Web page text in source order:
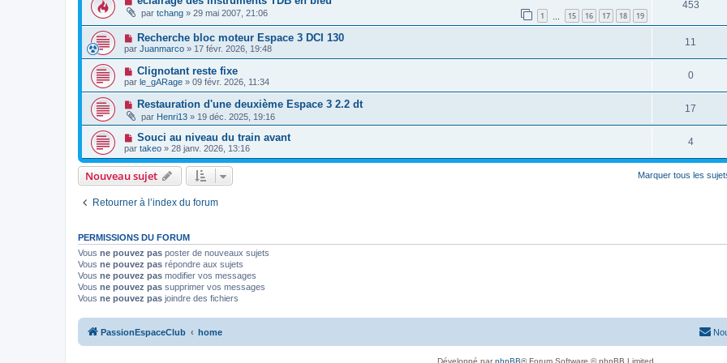
par tchang » 29 mai 2007, 21:06 1 15 16 17 18 19
453
Recherche bloc moteur Espace 3 DCI 130
par Juanmarco » 17 févr. 2026, 19:48
11
Clignotant reste fixe
par le_gARage » 09 févr. 2026, 11:34
0
Restauration d'une deuxième Espace 3 2.2 dt
par Henri13 » 19 déc. 2025, 19:16
17
Souci au niveau du train avant
par takeo » 28 janv. 2026, 13:16
4
Nouveau sujet Marquer tous les
Retourner à l’index du forum
PERMISSIONS DU FORUM
Vous ne pouvez pas poster de nouveaux sujets
Vous ne pouvez pas répondre aux sujets
Vous ne pouvez pas modifier vos messages
Vous ne pouvez pas supprimer vos messages
Vous ne pouvez pas joindre des fichiers
PassionEspaceClub home
Développé parphpBB® Forum Software © phpBB Limited